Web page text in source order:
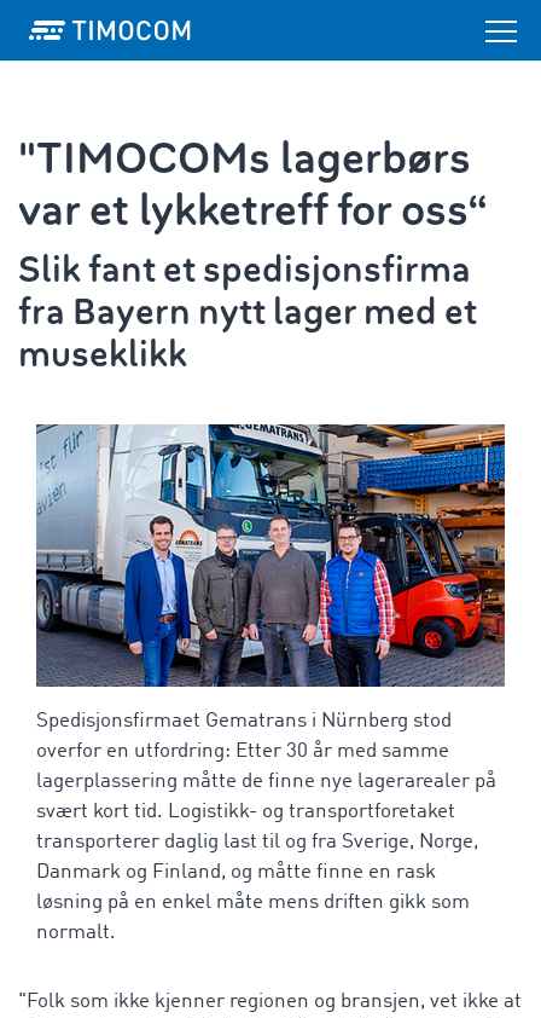
"TIMOCOMs lagerbørs
var et lykketreff for oss“
Slik fant et spedisjonsfirma
fra Bayern nytt lager med et
museklikk
Spedisjonsfirmaet Gematrans i Nürnberg stod
overfor en utfordring: Etter 30 år med samme
lagerplassering måtte de finne nye lagerarealer på
svært kort tid. Logistikk- og transportforetaket
transporterer daglig last til og fra Sverige, Norge,
Danmark og Finland, og måtte finne en rask
løsning på en enkel måte mens driften gikk som
normalt.
"Folk som ikke kjenner regionen og bransjen, vet ikke at